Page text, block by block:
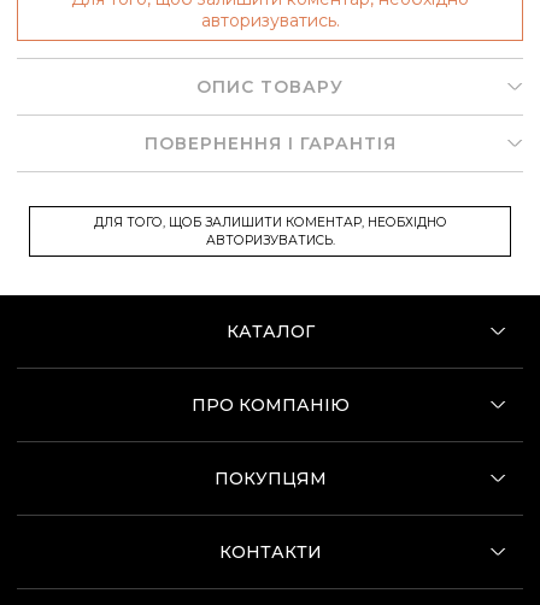
авторизуватись.
ОПИС ТОВАРУ
ПОВЕРНЕННЯ І ГАРАНТІЯ
ДЛЯ ТОГО, ЩОБ ЗАЛИШИТИ КОМЕНТАР, НЕОБХІДНО
АВТОРИЗУВАТИСЬ.
КАТАЛОГ
ПРО КОМПАНІЮ
ПОКУПЦЯМ
КОНТАКТИ